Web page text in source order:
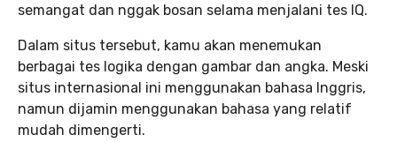
semangat dan nggak bosan selama menjalani tes IQ.
Dalam situs tersebut, kamu akan menemukan
berbagai tes logika dengan gambar dan angka. Meski
situs internasional ini menggunakan bahasa Inggris,
namun dijamin menggunakan bahasa yang relatif
mudah dimengerti.